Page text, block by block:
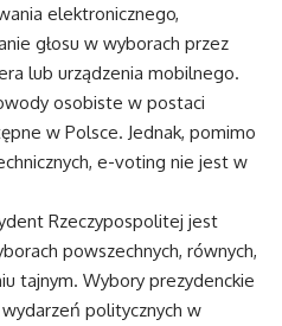
elektronicznego,
głosu w wyborach przez
lub urządzenia mobilnego.
osobiste w postaci
w Polsce. Jednak, pomimo
e-voting nie jest w
Rzeczypospolitej jest
powszechnych, równych,
tajnym. Wybory prezydenckie
politycznych w